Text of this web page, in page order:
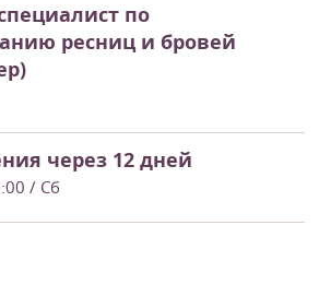
по
ресниц и бровей
через 12 дней
/ Сб